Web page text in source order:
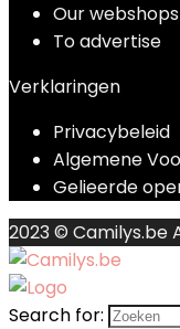
Our webshops
To advertise
Verklaringen
Privacybeleid
Algemene
Gelieerde
2023 © Camilys.be
Search for: